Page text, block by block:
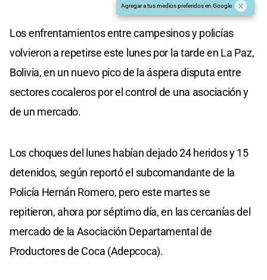
Agregar a tus medios preferidos en Google
Los enfrentamientos entre campesinos y policías
volvieron a repetirse este lunes por la tarde en La Paz,
Bolivia, en un nuevo pico de la áspera disputa entre
sectores cocaleros por el control de una asociación y
de un mercado.
Los choques del lunes habían dejado 24 heridos y 15
detenidos, según reportó el subcomandante de la
Policía Hernán Romero, pero este martes se
repitieron, ahora por séptimo día, en las cercanías del
mercado de la Asociación Departamental de
Productores de Coca (Adepcoca).